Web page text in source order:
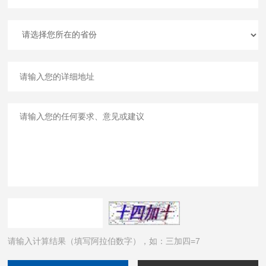
请输入计算结果（填写阿拉伯数字），如：三加四=7